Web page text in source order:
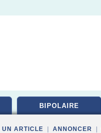
BIPOLAIRE
UN ARTICLE ANNONCER